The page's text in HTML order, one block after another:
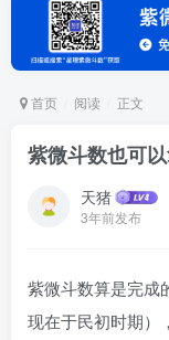
首页 阅读 正文
紫微斗数也可
天猪
3年前发布
紫微斗数算是完成
现在于民初时期）